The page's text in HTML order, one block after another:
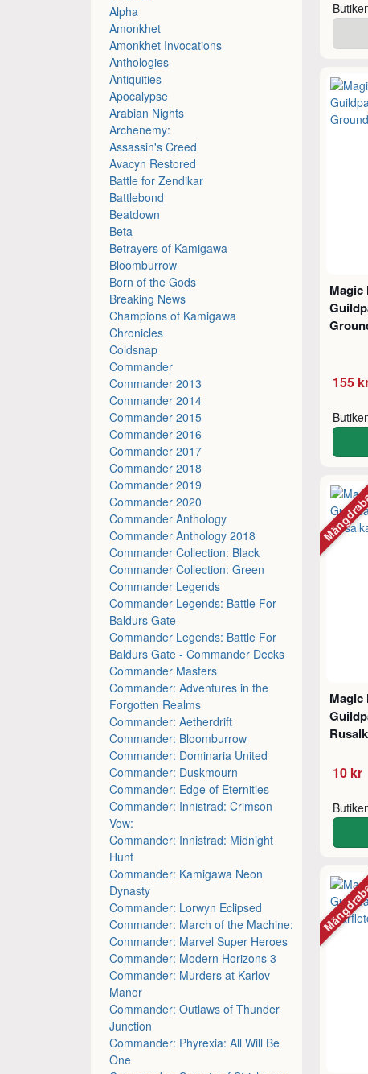
Alpha
Amonkhet
Amonkhet Invocations
Anthologies
Antiquities
Apocalypse
Arabian Nights
Archenemy:
Assassin's Creed
Avacyn Restored
Battle for Zendikar
Battlebond
Beatdown
Beta
Betrayers of Kamigawa
Bloomburrow
Born of the Gods
Breaking News
Champions of Kamigawa
Chronicles
Coldsnap
Commander
Commander 2013
Commander 2014
Commander 2015
Commander 2016
Commander 2017
Commander 2018
Commander 2019
Commander 2020
Commander Anthology
Commander Anthology 2018
Commander Collection: Black
Commander Collection: Green
Commander Legends
Commander Legends: Battle For
Baldurs Gate
Commander Legends: Battle For
Baldurs Gate - Commander Decks
Commander Masters
Commander: Adventures in the
Forgotten Realms
Commander: Aetherdrift
Commander: Bloomburrow
Commander: Dominaria United
Commander: Duskmourn
Commander: Edge of Eternities
Commander: Innistrad: Crimson
Vow:
Commander: Innistrad: Midnight
Hunt
Commander: Kamigawa Neon
Dynasty
Commander: Lorwyn Eclipsed
Commander: March of the Machine:
Commander: Marvel Super Heroes
Commander: Modern Horizons 3
Commander: Murders at Karlov
Manor
Commander: Outlaws of Thunder
Junction
Commander: Phyrexia: All Will Be
One
Magic
155
Magic
10 kr